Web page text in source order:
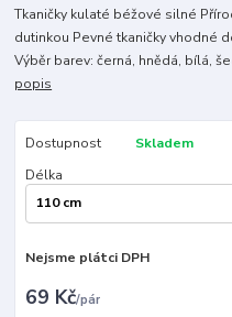
Tkaničky kulaté béžové silné
dutinkou Pevné tkaničky vhodné
Výběr barev: černá, hnědá, bílá,
popis
Dostupnost
Skladem
Délka
Nejsme plátci DPH
69 Kč/pár